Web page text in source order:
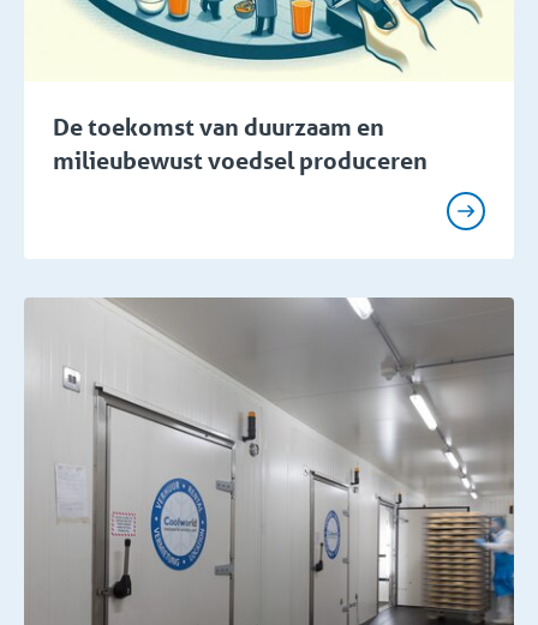
De toekomst van duurzaam en
milieubewust voedsel produceren